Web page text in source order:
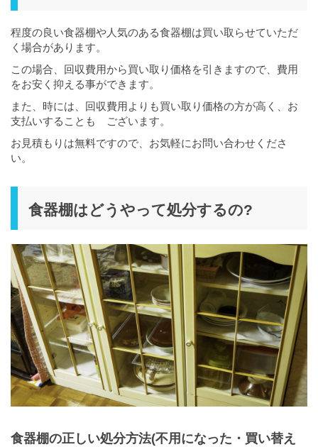
程度の良い食器棚や人気のある食器棚は買い取らせていただ
く場合があります。
この場合、回収費用から買い取り価格を引きますので、費用
をお安く抑える事ができます。
また、時には、回収費用よりも買い取り価格の方が高く、お
支払いすることも ございます。
お見積もりは無料ですので、お気軽にお問い合わせくださ
い。
食器棚はどうやって処分するの?
食器棚の正しい処分方法(不用になった・買い替え